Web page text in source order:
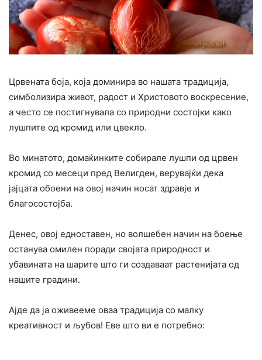
Црвената боја, која доминира во нашата традиција,
симболизира живот, радост и Христовото воскресение,
а често се постигнувала со природни состојки како
лушпите од кромид или цвекло.
Во минатото, домаќинките собирале лушпи од црвен
кромид со месеци пред Велигден, верувајќи дека
јајцата обоени на овој начин носат здравје и
благосостојба.
Денес, овој едноставен, но волшебен начин на боење
останува омилен поради својата природност и
убавината на шарите што ги создаваат растенијата од
нашите градини.
Ајде да ја оживееме оваа традиција со малку
креативност и љубов! Еве што ви е потребно: